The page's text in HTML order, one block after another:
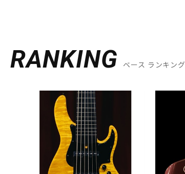
RANKING ベース ランキング